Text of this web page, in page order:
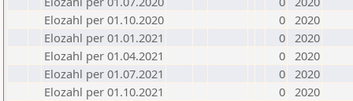
Elozahl per 01.10.2020
0 2020
Elozahl per 01.01.2021
0 2020
Elozahl per 01.04.2021
0 2020
Elozahl per 01.07.2021
0 2020
Elozahl per 01.10.2021
0 2020